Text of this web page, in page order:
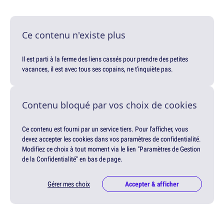
Ce contenu n'existe plus
Il est parti à la ferme des liens cassés pour prendre des petites
vacances, il est avec tous ses copains, ne t'inquiète pas.
Contenu bloqué par vos choix de cookies
Ce contenu est fourni par un service tiers. Pour l'afficher, vous
devez accepter les cookies dans vos paramètres de confidentialité.
Modifiez ce choix à tout moment via le lien "Paramètres de Gestion
de la Confidentialité" en bas de page.
Gérer mes choix Accepter & afficher